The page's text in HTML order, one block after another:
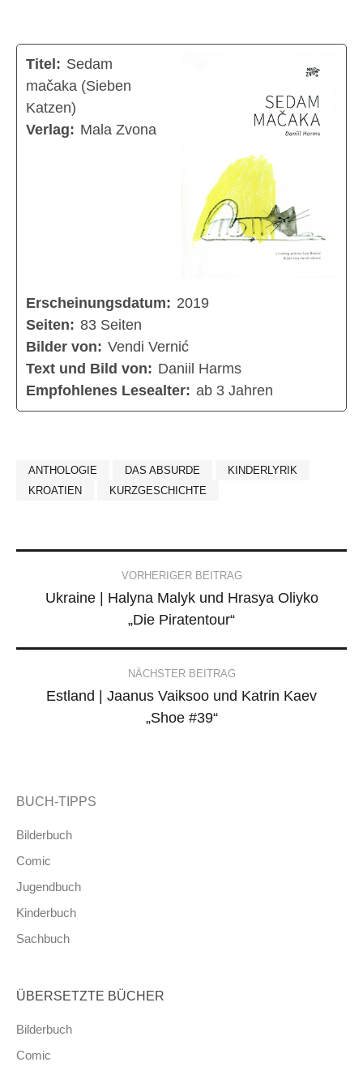
Titel: Sedam
mačaka (Sieben
Katzen)
Verlag: Mala Zvona
Erscheinungsdatum: 2019
Seiten: 83 Seiten
Bilder von: Vendi Vernić
Text und Bild von: Daniil Harms
Empfohlenes Lesealter: ab 3 Jahren
ANTHOLOGIE DAS ABSURDE
KINDERLYRIK
KROATIEN
KURZGESCHICHTE
navigation
VORHERIGER BEITRAG
Ukraine | Halyna Malyk und Hrasya Oliyko
„Die Piratentour“
NÄCHSTER BEITRAG
Estland | Jaanus Vaiksoo und Katrin Kaev
„Shoe #39“
BUCH-TIPPS
Bilderbuch
Comic
Jugendbuch
Kinderbuch
Sachbuch
ÜBERSETZTE BÜCHER
Bilderbuch
Comic